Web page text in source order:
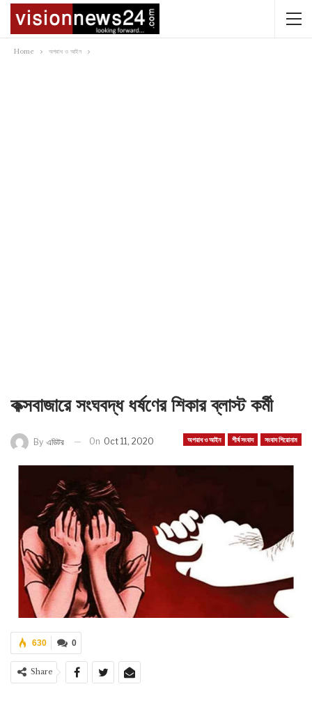
Home অপরাধ ও আইন
কক্সবাজারে সংঘবদ্ধ ধর্ষণের শিকার ব্লাস্ট কর্মী
অপরাধ ও আইন শীর্ষ সংবাদ সংবাদ শিরোনাম
By এডিটর On Oct 11, 2020
0
630
Share